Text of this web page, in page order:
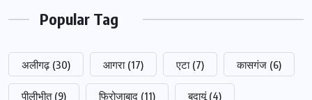
Popular Tag
अलीगढ़ (30) आगरा (17) एटा (7) कासगंज (6)
पीलीभीत (9) फिरोजाबाद (11) बदायूं (4)